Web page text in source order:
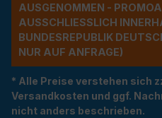
USGENOMMEN -
USSCHLIESSLICH
NDESREPUBLIK
R AUF ANFRAGE)
* Alle Preise verstehen sich
Versandkosten und ggf.
nicht anders beschrieben.